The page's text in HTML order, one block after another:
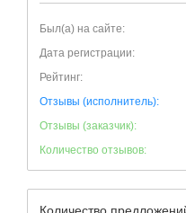
Был(а) на сайте:
Дата регистрации:
Рейтинг:
Отзывы (исполнитель):
Отзывы (заказчик):
Количество отзывов: